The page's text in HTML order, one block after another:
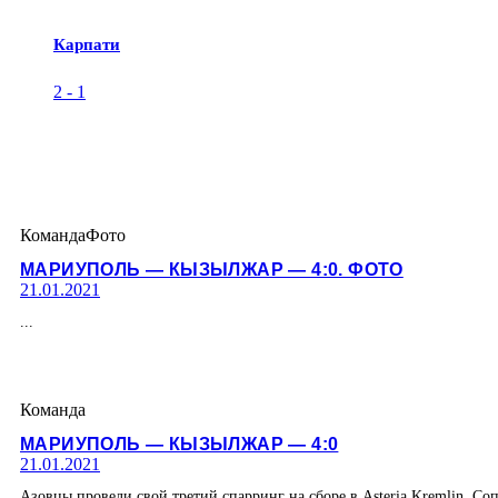
Карпати
2 - 1
КомандаФото
МАРИУПОЛЬ — КЫЗЫЛЖАР — 4:0. ФОТО
21.01.2021
...
Команда
МАРИУПОЛЬ — КЫЗЫЛЖАР — 4:0
21.01.2021